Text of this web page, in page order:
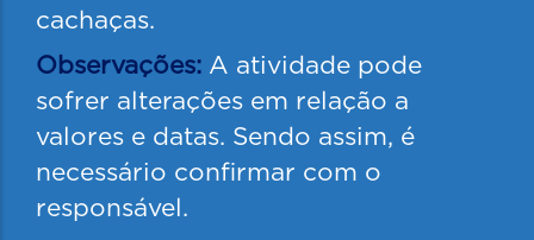
cachaças.
Observações: A atividade pode
sofrer alterações em relação a
valores e datas. Sendo assim, é
necessário confirmar com o
responsável.